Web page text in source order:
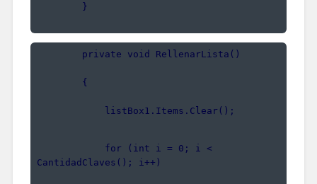
        }
        private void RellenarLista()
        {
            listBox1.Items.Clear();
CantidadClaves(); i++)